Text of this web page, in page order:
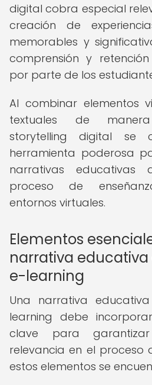
digital cobra especial
creación de
memorables y
comprensión y
por parte de los
Al combinar elementos
textuales de
storytelling digital se
herramienta poderosa
narrativas educativas
proceso de
entornos virtuales.
Elementos
narrativa
e-learning
Una narrativa
learning debe
clave para
relevancia en el proceso
estos elementos se